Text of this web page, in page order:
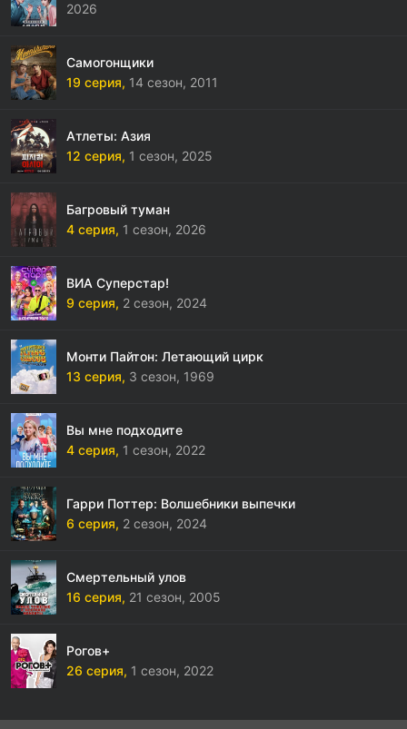
2026
Самогонщики
19 серия, 14 сезон, 2011
Атлеты: Азия
12 серия, 1 сезон, 2025
Багровый туман
4 серия, 1 сезон, 2026
ВИА Суперстар!
9 серия, 2 сезон, 2024
Монти Пайтон: Летающий цирк
13 серия, 3 сезон, 1969
Вы мне подходите
4 серия, 1 сезон, 2022
Гарри Поттер: Волшебники выпечки
6 серия, 2 сезон, 2024
Смертельный улов
16 серия, 21 сезон, 2005
Рогов+
26 серия, 1 сезон, 2022